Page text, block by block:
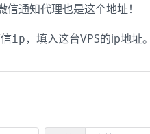
信通知代理也是这个地址！
信ip，填入这台VPS的ip地址。